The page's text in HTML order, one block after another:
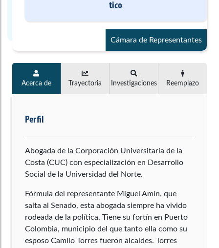
tico
Cámara de Representantes
Acerca de Trayectoria Investigaciones Reemplazo
Perfil
Abogada de la Corporación Universitaria de la
Costa (CUC) con especialización en Desarrollo
Social de la Universidad del Norte.
Fórmula del representante Miguel Amín, que
salta al Senado, esta abogada siempre ha vivido
rodeada de la política. Tiene su fortín en Puerto
Colombia, municipio del que tanto ella como su
esposo Camilo Torres fueron alcaldes. Torres